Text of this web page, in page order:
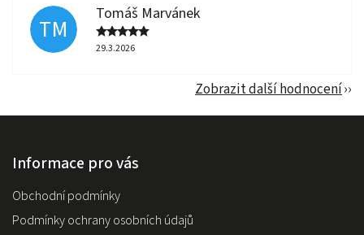
TM
Tomáš Marvánek
29.3.2026
Zobrazit další hodnocení
Informace pro vás
Obchodní podmínky
Podmínky ochrany osobních údajů